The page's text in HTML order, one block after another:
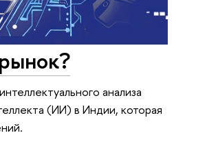
анализа
(ИИ) в Индии, которая